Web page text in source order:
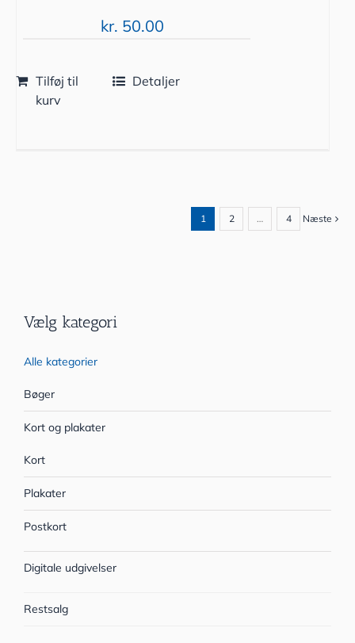
kr. 50.00
Tilføj til
kurv
Detaljer
1 2 … 4 Næste
Vælg kategori
Alle kategorier
Bøger
Kort og plakater
Kort
Plakater
Postkort
Digitale udgivelser
Restsalg